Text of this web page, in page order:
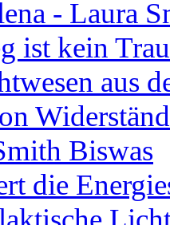
- Laura
ist kein
aus
Biswas
die